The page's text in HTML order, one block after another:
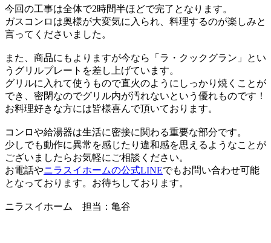
今回の工事は全体で2時間半ほどで完了となります。
ガスコンロは奥様が大変気に入られ、料理するのが楽しみと
言ってくださいました。
また、商品にもよりますが今なら「ラ・クックグラン」とい
うグリルプレートを差し上げています。
グリルに入れて使うもので直火のようにしっかり焼くことが
でき、密閉なのでグリル内が汚れないという優れものです！
お料理好きな方には皆様喜んで頂いております。
コンロや給湯器は生活に密接に関わる重要な部分です。
少しでも動作に異常を感じたり 違和感を思えるようなことが
ございましたらお気軽にご相談ください。
お電話やニラスイホームの公式LINEでもお問い合わせ可能
となっております。お待ちしております。
ニラスイホーム 担当：亀谷